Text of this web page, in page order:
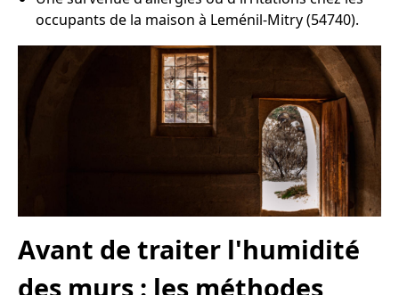
occupants de la maison à Leménil-Mitry (54740).
Avant de traiter l'humidité
des murs : les méthodes